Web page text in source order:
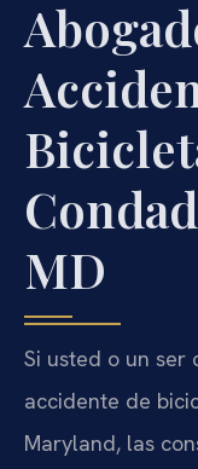
MD
Si usted o un ser
accidente de
Maryland, las